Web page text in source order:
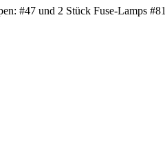
#47 und 2 Stück Fuse-Lamps #81